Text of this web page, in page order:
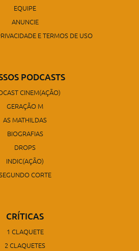
EQUIPE
ANUNCIE
E TERMOS DE USO
PODCASTS
CINEM(AÇÃO)
GERAÇÃO M
AS MATHILDAS
BIOGRAFIAS
DROPS
INDIC(AÇÃO)
CORTE
CRÍTICAS
1 CLAQUETE
2 CLAQUETES